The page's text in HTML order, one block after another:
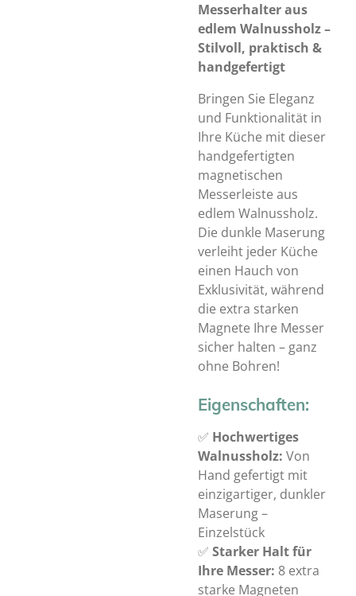
Messerhalter aus
edlem Walnussholz –
Stilvoll, praktisch &
handgefertigt
Bringen Sie Eleganz
und Funktionalität in
Ihre Küche mit dieser
handgefertigten
magnetischen
Messerleiste aus
edlem Walnussholz.
Die dunkle Maserung
verleiht jeder Küche
einen Hauch von
Exklusivität, während
die extra starken
Magnete Ihre Messer
sicher halten – ganz
ohne Bohren!
Eigenschaften:
✅ Hochwertiges
Walnussholz: Von
Hand gefertigt mit
einzigartiger, dunkler
Maserung –
Einzelstück
✅ Starker Halt für
Ihre Messer: 8 extra
starke Magneten